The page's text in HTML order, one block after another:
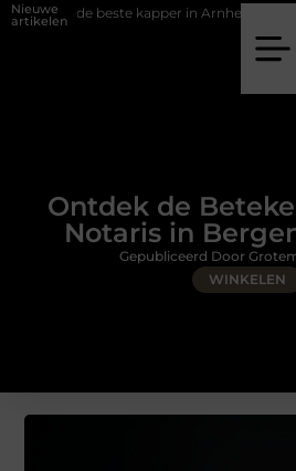
Nieuwe
artikelenin Arnhem kunt vinden
Ontdek de
Notaris in
WINKELEN
Gepubliceerd Door